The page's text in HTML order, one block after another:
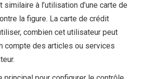
similaire à l’utilisation d’une carte de
la figure. La carte de crédit
combien cet utilisateur peut
compte des articles ou services